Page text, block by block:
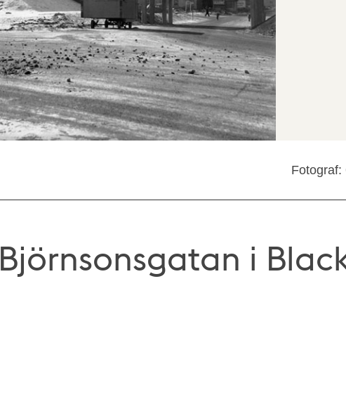
Fotograf:
Björnsonsgatan i